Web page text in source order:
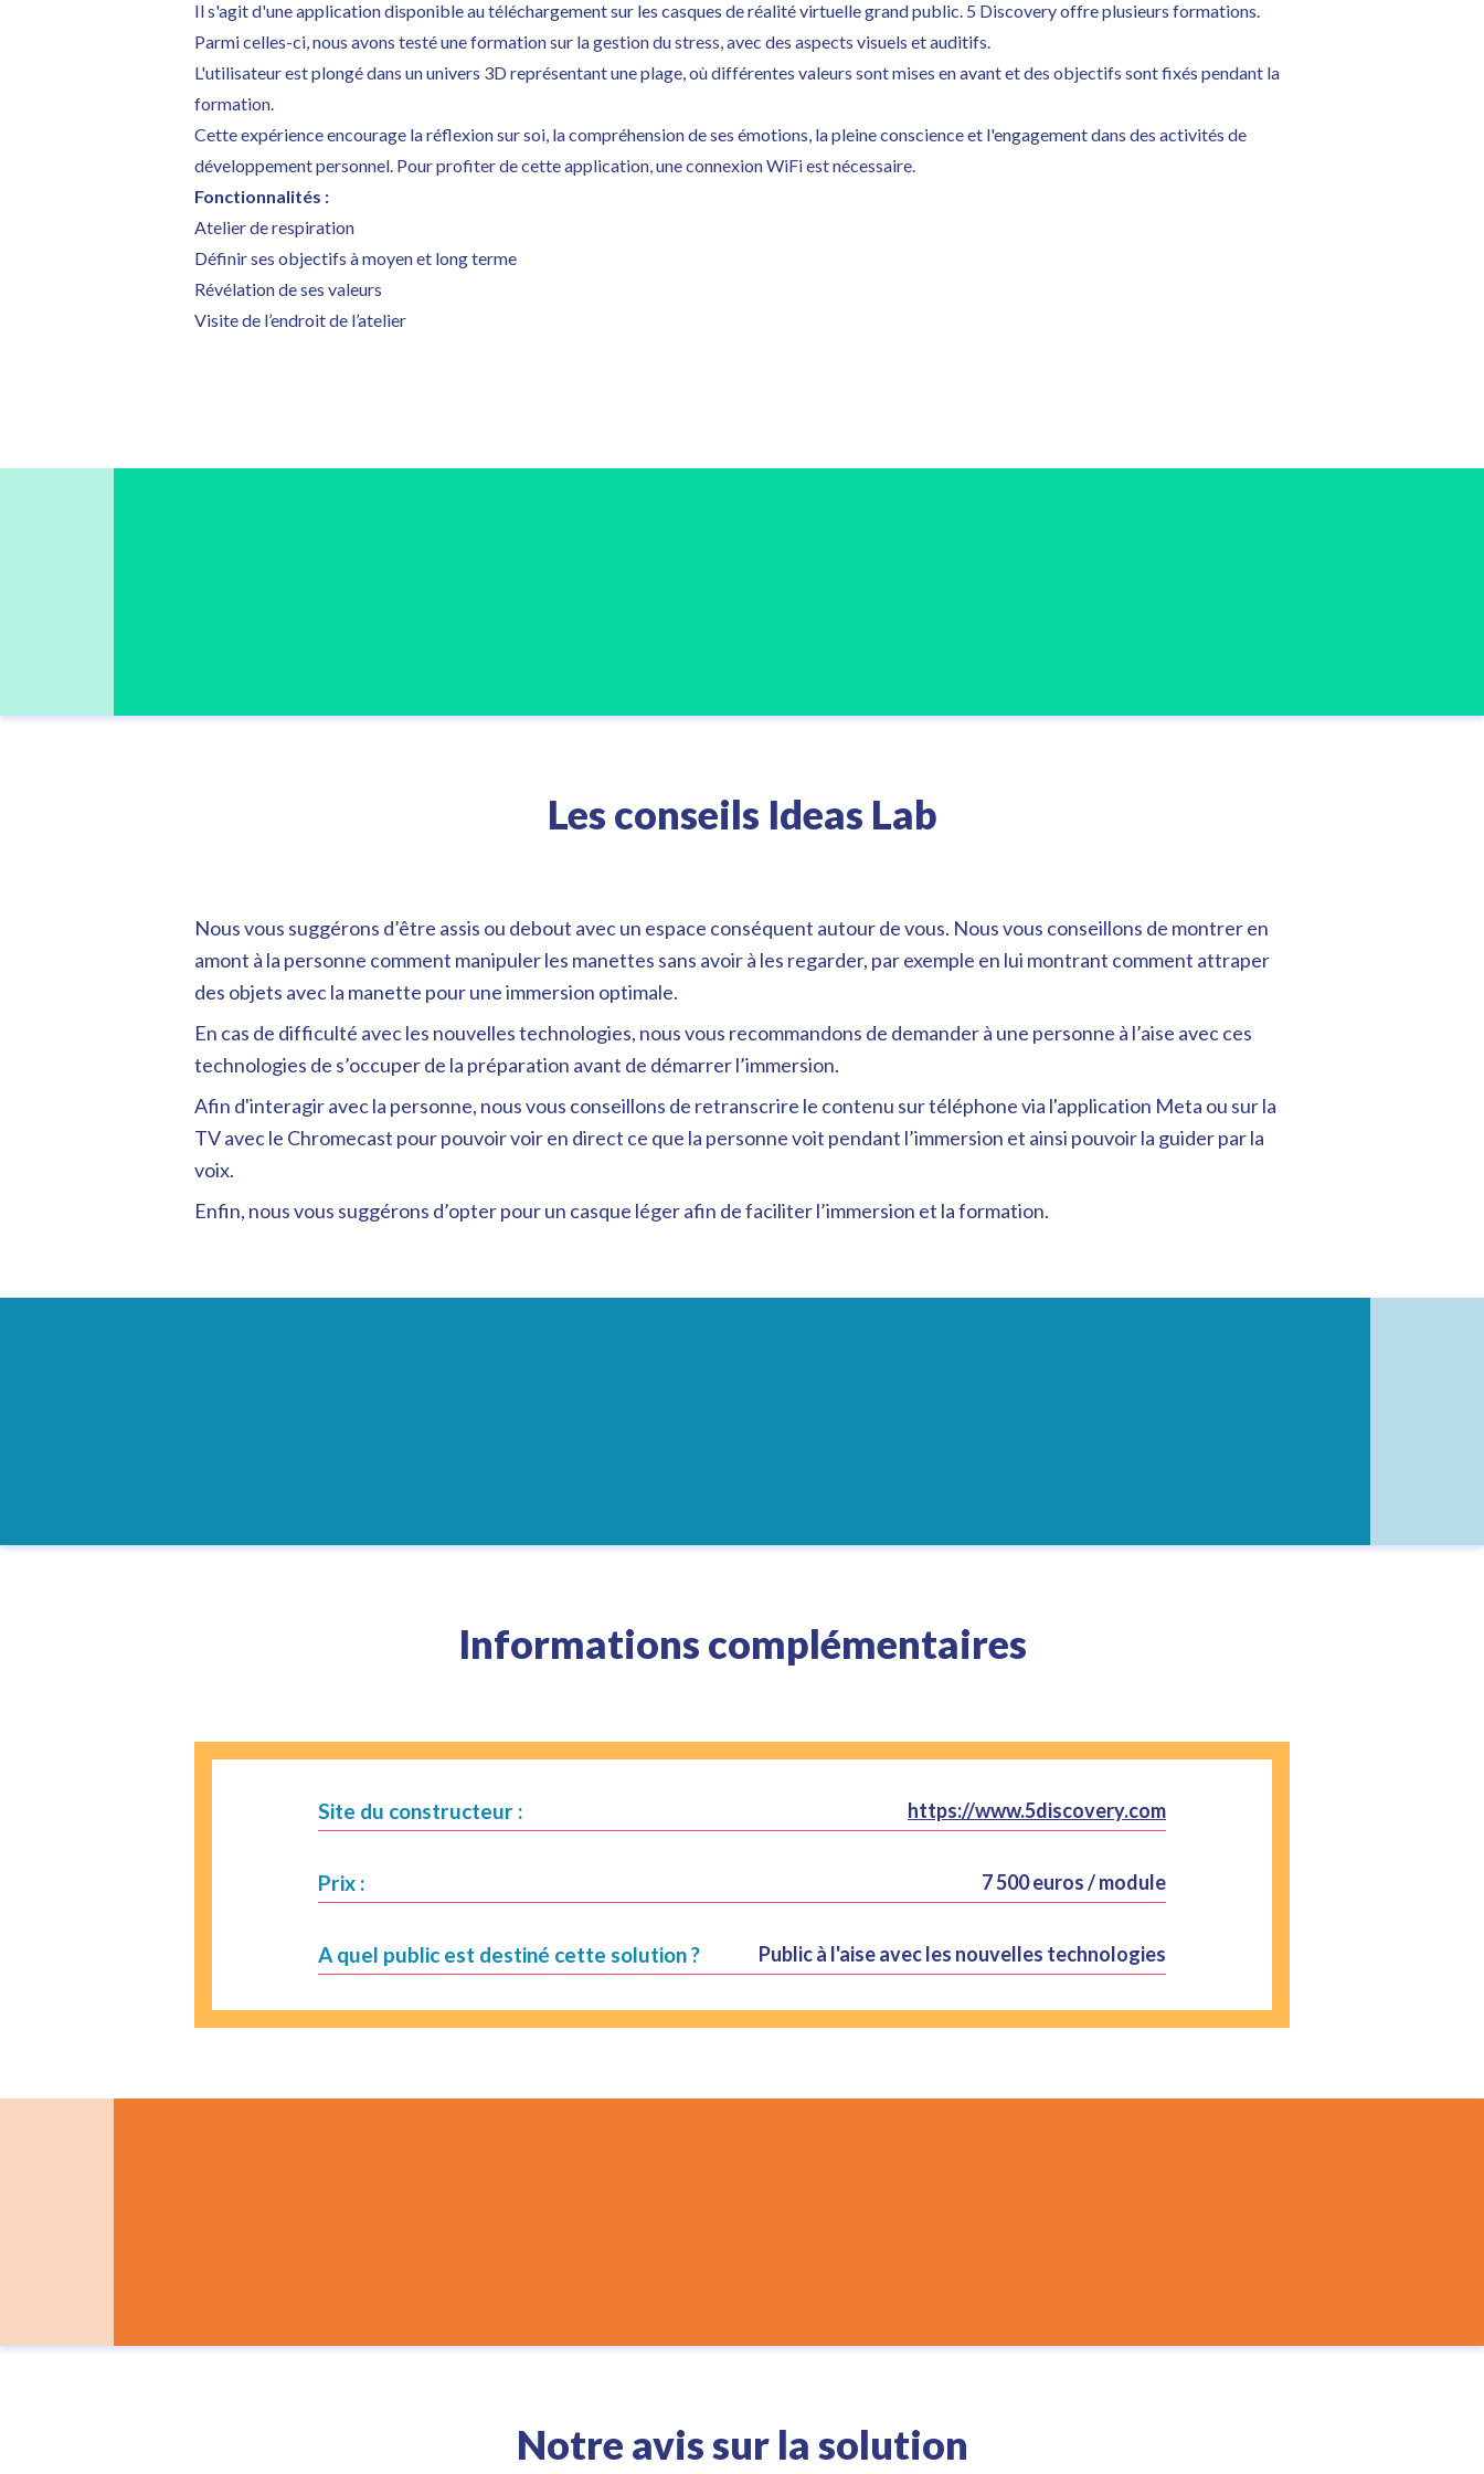
Il s'agit d'une application disponible au téléchargement sur les casques de réalité virtuelle grand public. 5 Discovery offre plusieurs formations.
Parmi celles-ci, nous avons testé une formation sur la gestion du stress, avec des aspects visuels et auditifs.
L'utilisateur est plongé dans un univers 3D représentant une plage, où différentes valeurs sont mises en avant et des objectifs sont fixés pendant la
formation.
Cette expérience encourage la réflexion sur soi, la compréhension de ses émotions, la pleine conscience et l'engagement dans des activités de
développement personnel. Pour profiter de cette application, une connexion WiFi est nécessaire.
Fonctionnalités :
Atelier de respiration
Définir ses objectifs à moyen et long terme
Révélation de ses valeurs
Visite de l’endroit de l’atelier
Les conseils Ideas Lab
Nous vous suggérons d’être assis ou debout avec un espace conséquent autour de vous. Nous vous conseillons de montrer en
amont à la personne comment manipuler les manettes sans avoir à les regarder, par exemple en lui montrant comment attraper
des objets avec la manette pour une immersion optimale.
En cas de difficulté avec les nouvelles technologies, nous vous recommandons de demander à une personne à l’aise avec ces
technologies de s’occuper de la préparation avant de démarrer l’immersion.
Afin d'interagir avec la personne, nous vous conseillons de retranscrire le contenu sur téléphone via l'application Meta ou sur la
TV avec le Chromecast pour pouvoir voir en direct ce que la personne voit pendant l’immersion et ainsi pouvoir la guider par la
voix.
Enfin, nous vous suggérons d’opter pour un casque léger afin de faciliter l’immersion et la formation.
Informations complémentaires
Site du constructeur : https://www.5discovery.com
Prix : 7 500 euros / module
A quel public est destiné cette solution ? Public à l'aise avec les nouvelles technologies
Notre avis sur la solution